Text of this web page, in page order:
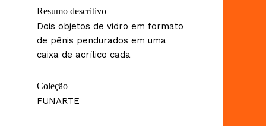
Resumo descritivo
Dois objetos de vidro em formato
de pênis pendurados em uma
caixa de acrílico cada
Coleção
FUNARTE